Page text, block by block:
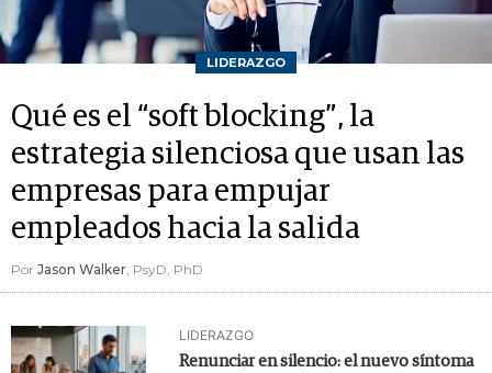
LIDERAZGO
Qué es el “soft blocking”, la
estrategia silenciosa que usan las
empresas para empujar
empleados hacia la salida
Por Jason Walker , PsyD, PhD
LIDERAZGO
Renunciar en silencio: el nuevo síntoma